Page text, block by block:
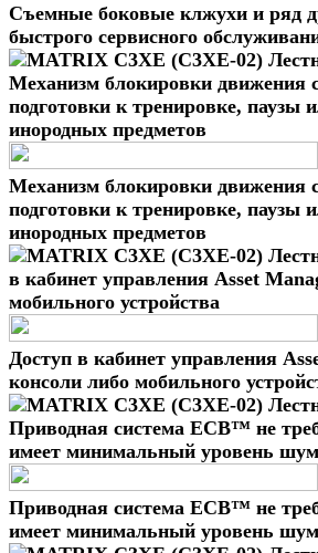
Съемные боковые клжухи и ряд
быстрого сервисного
Механизм блокировки движения
подготовки к тренировке, паузы
инородных предметов
Доступ в кабинет управления
консоли либо мобильного
Приводная система ECB™ не
имеет минимальный уровень